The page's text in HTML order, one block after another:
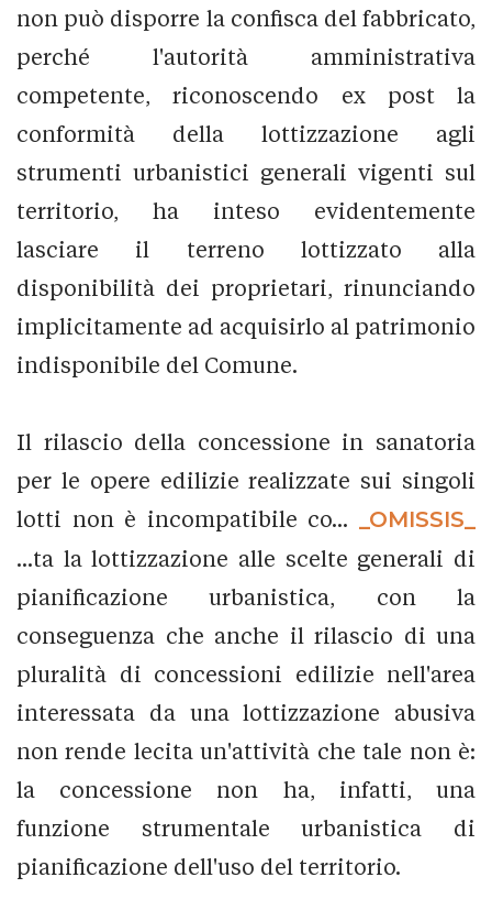
non può disporre la confisca del fabbricato,
perché l'autorità amministrativa
competente, riconoscendo ex post la
conformità della lottizzazione agli
strumenti urbanistici generali vigenti sul
territorio, ha inteso evidentemente
lasciare il terreno lottizzato alla
disponibilità dei proprietari, rinunciando
implicitamente ad acquisirlo al patrimonio
indisponibile del Comune.
Il rilascio della concessione in sanatoria
per le opere edilizie realizzate sui singoli
lotti non è incompatibile co...
_OMISSIS_
...ta la lottizzazione alle scelte generali di
pianificazione urbanistica, con la
conseguenza che anche il rilascio di una
pluralità di concessioni edilizie nell'area
interessata da una lottizzazione abusiva
non rende lecita un'attività che tale non è:
la concessione non ha, infatti, una
funzione strumentale urbanistica di
pianificazione dell'uso del territorio.